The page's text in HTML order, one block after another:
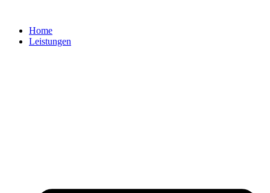
springenHome
Leistungen